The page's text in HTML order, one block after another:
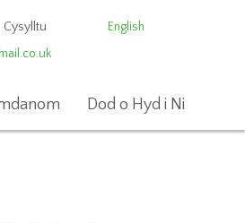
Cysylltu
English
Dod o Hyd i Ni